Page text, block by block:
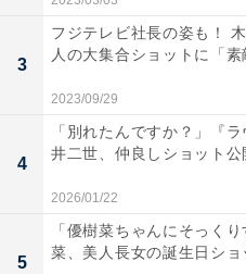
3
フジテレビ社長の姿も！
人の大集合ショットに「
2023/09/29
4
「別れたんですか？」『
井二世、仲良しショット
2026/01/22
5
「優樹菜ちゃんにそっく
菜、美人長女の誕生日シ